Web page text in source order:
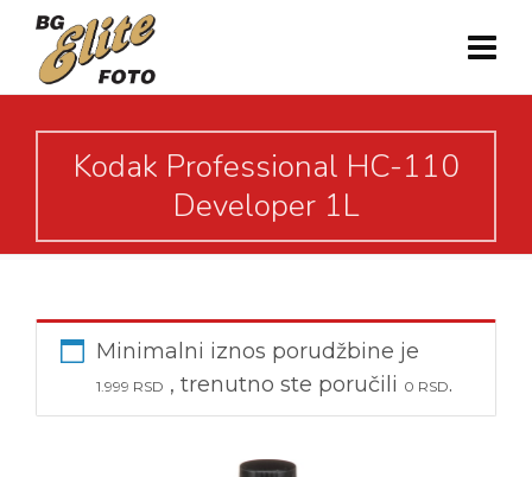
Kodak Professional HC-110
Developer 1L
Minimalni iznos porudžbine je
1.999 RSD , trenutno ste poručili 0 RSD.